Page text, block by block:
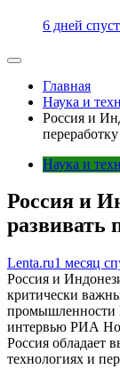
6 дней
Главная
Наука и
Россия и
Наука и
Россия и
развивать
Lenta.ru1 месяц
Россия и
критически
промышленности
интервью РИА
Россия обладает
технологиях и